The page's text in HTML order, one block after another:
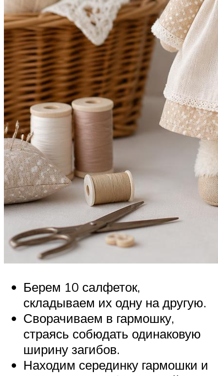
Берем 10 салфеток,
складываем их одну на другую.
Сворачиваем в гармошку,
страясь собюдать одинаковую
ширину загибов.
Находим серединку гармошки и